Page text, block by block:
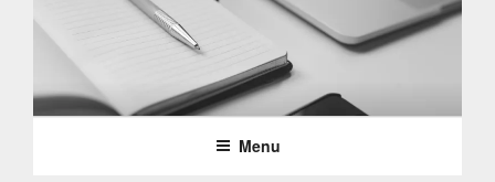
conteúdoPARTTEAM & OEMKIOSKS
BLOG
Menu